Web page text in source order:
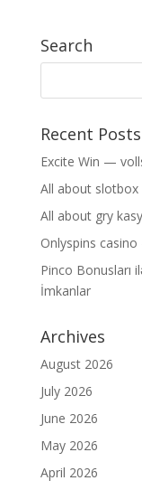
Search
Recent Posts
Excite Win —
All about slotbox
All about gry
Onlyspins
Pinco Bonusları
İmkanlar
Archives
August 2026
July 2026
June 2026
May 2026
April 2026